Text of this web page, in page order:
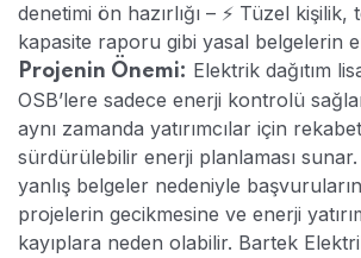
denetimi ön hazırlığı – ⚡ Tüzel kişilik,
kapasite raporu gibi yasal belgelerin
Projenin Önemi: Elektrik dağıtım
OSB’lere sadece enerji kontrolü
aynı zamanda yatırımcılar için
sürdürülebilir enerji planlaması
yanlış belgeler nedeniyle
projelerin gecikmesine ve enerji
kayıplara neden olabilir. Bartek